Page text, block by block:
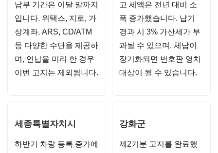
납부 기간은 이달 말까지
입니다. 위택스, 지로, 가
상계좌, ARS, CD/ATM
등 다양한 수단을 제공하
며, 연납을 미리 한 경우
이번 고지는 제외됩니다.
고 세액은 전년 대비 소
폭 증가했습니다. 납기
경과 시 3% 가산세가 부
과될 수 있으며, 체납이
장기화되면 번호판 영치
대상이 될 수 있습니다.
세종특별자치시
하반기 차량 등록 증가에
강화군
제2기분 고지를 완료했